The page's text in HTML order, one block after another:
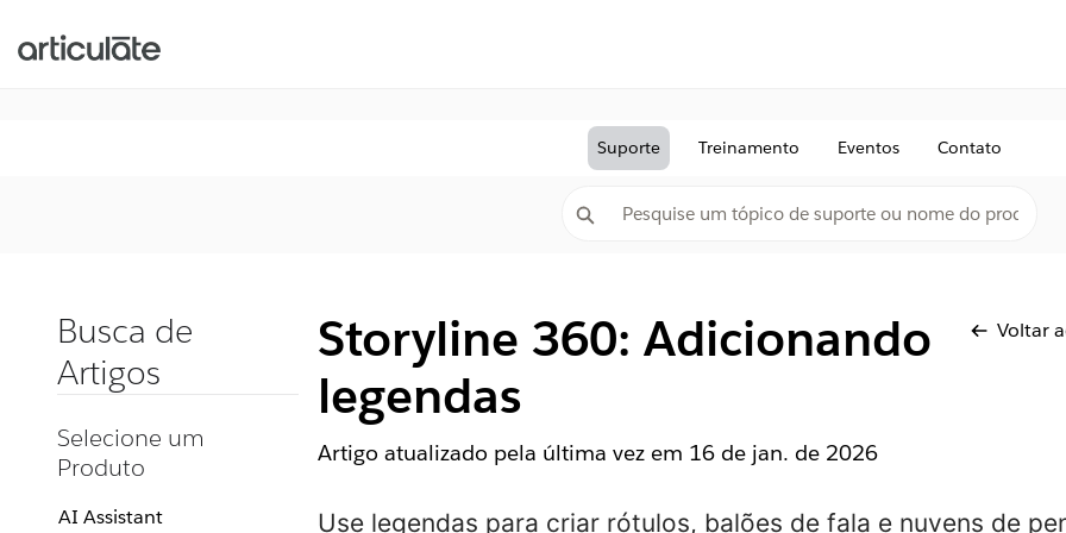
Suporte Treinamento Eventos Contato
Busca de
Artigos
Selecione um
Produto
AI Assistant
Storyline 360: Adicionando
legendas
Voltar
Artigo atualizado pela última vez em 16 de jan. de 2026
Use legendas para criar rótulos, balões de fala e nuvens de